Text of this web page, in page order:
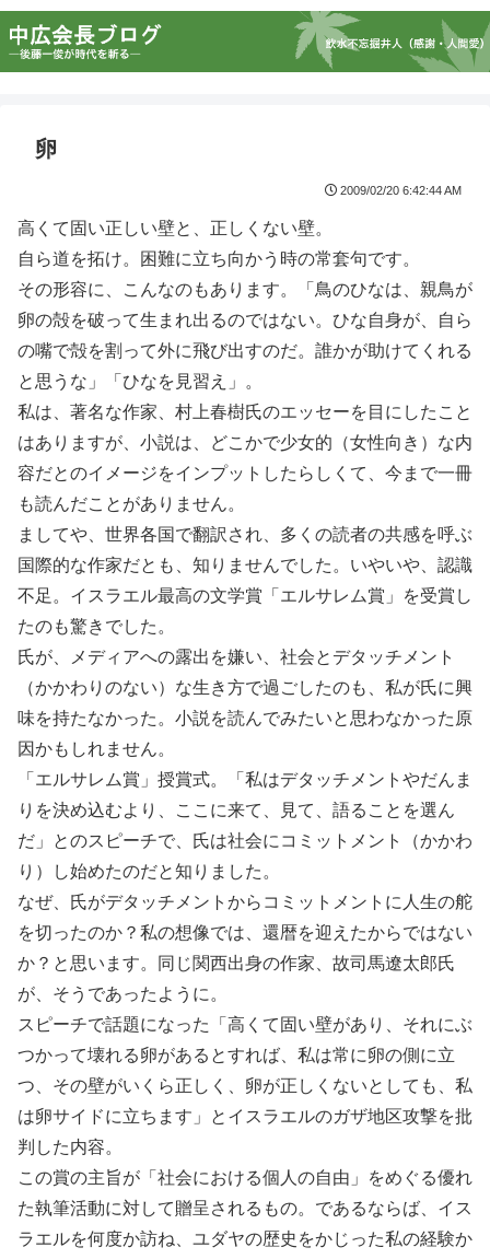
卵
2009/02/20 6:42:44 AM
高くて固い正しい壁と、正しくない壁。
自ら道を拓け。困難に立ち向かう時の常套句です。
その形容に、こんなのもあります。「鳥のひなは、親鳥が
卵の殻を破って生まれ出るのではない。ひな自身が、自ら
の嘴で殻を割って外に飛び出すのだ。誰かが助けてくれる
と思うな」「ひなを見習え」。
私は、著名な作家、村上春樹氏のエッセーを目にしたこと
はありますが、小説は、どこかで少女的（女性向き）な内
容だとのイメージをインプットしたらしくて、今まで一冊
も読んだことがありません。
ましてや、世界各国で翻訳され、多くの読者の共感を呼ぶ
国際的な作家だとも、知りませんでした。いやいや、認識
不足。イスラエル最高の文学賞「エルサレム賞」を受賞し
たのも驚きでした。
氏が、メディアへの露出を嫌い、社会とデタッチメント
（かかわりのない）な生き方で過ごしたのも、私が氏に興
味を持たなかった。小説を読んでみたいと思わなかった原
因かもしれません。
「エルサレム賞」授賞式。「私はデタッチメントやだんま
りを決め込むより、ここに来て、見て、語ることを選ん
だ」とのスピーチで、氏は社会にコミットメント（かかわ
り）し始めたのだと知りました。
なぜ、氏がデタッチメントからコミットメントに人生の舵
を切ったのか？私の想像では、還暦を迎えたからではない
か？と思います。同じ関西出身の作家、故司馬遼太郎氏
が、そうであったように。
スピーチで話題になった「高くて固い壁があり、それにぶ
つかって壊れる卵があるとすれば、私は常に卵の側に立
つ、その壁がいくら正しく、卵が正しくないとしても、私
は卵サイドに立ちます」とイスラエルのガザ地区攻撃を批
判した内容。
この賞の主旨が「社会における個人の自由」をめぐる優れ
た執筆活動に対して贈呈されるもの。であるならば、イス
ラエルを何度か訪ね、ユダヤの歴史をかじった私の経験か